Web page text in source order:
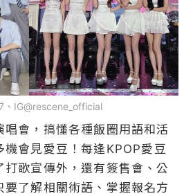
、IG@rescene_official
會，搞懂各種飯圈用語和活
會見愛豆！每逢KPOP愛豆
歌宣傳外，還有簽售會、公
要了解相關術語、掌握報名方